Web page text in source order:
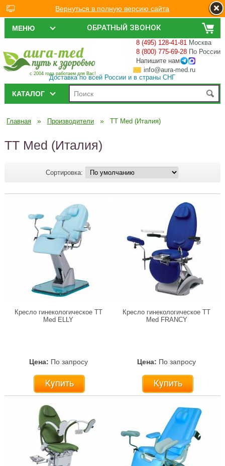
ОБРАТНЫЙ ЗВОНОК
МЕНЮ
с 2004 года работаем для Вас!
8 (495) 128-41-81 Москва
8 (800) 775-69-28 По России
Напишите нам
info@aura-med.ru
Доставка по всей России и в страны СНГ
КАТАЛОГ
Главная » Производители » TT Med (Италия)
TT Med (Италия)
Сортировка:
Кресло гинекологическое TT
Med ELLY
Цена: По запросу
Купить
Кресло гинекологическое TT
Med FRANCY
Цена: По запросу
Купить
Вернуться в полную версию сайта